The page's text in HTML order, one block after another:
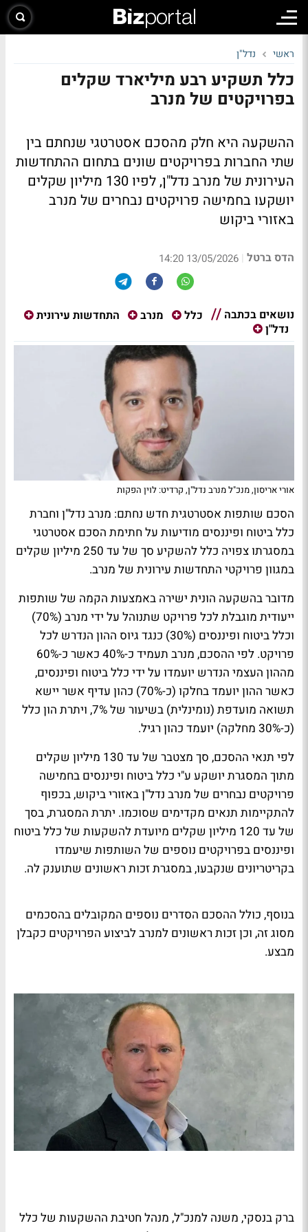
ראשי נדל"ן
כלל תשקיע רבע מיליארד שקלים
בפרויקטים של מנרב
ההשקעה היא חלק מהסכם אסטרטגי שנחתם בין
שתי החברות בפרויקטים שונים בתחום ההתחדשות
העירונית של מנרב נדל"ן, לפיו 130 מיליון שקלים
יושקעו בחמישה פרויקטים נבחרים של מנרב
באזורי ביקוש
הדס ברטל |
13/05/2026 14:20
נושאים בכתבה כלל מנרב
התחדשות עירונית
נדל"ן
אורי אריסון, מנכ"ל מנרב נדל"ן, קרדיט: לוין הפקות
הסכם שותפות אסטרטגית חדש נחתם: מנרב נדל"ן וחברת
כלל ביטוח ופיננסים מודיעות על חתימת הסכם אסטרטגי
במסגרתו צפויה כלל להשקיע סך של עד 250 מיליון שקלים
במגוון פרויקטי התחדשות עירונית של מנרב.
מדובר בהשקעה הונית ישירה באמצעות הקמה של שותפות
ייעודית מוגבלת לכל פרויקט שתנוהל על ידי מנרב (70%)
וכלל ביטוח ופיננסים (30%) כנגד גיוס ההון הנדרש לכל
פרויקט. לפי ההסכם, מנרב תעמיד כ-40% כאשר כ-60%
מההון העצמי הנדרש יועמדו על ידי כלל ביטוח ופיננסים,
כאשר ההון יועמד בחלקו (כ-70%) כהון עדיף אשר יישא
תשואה מועדפת (נומינלית) בשיעור של 7%, ויתרת הון כלל
(כ-30% מחלקה) יועמד כהון רגיל.
לפי תנאי ההסכם, סך מצטבר של עד 130 מיליון שקלים
מתוך המסגרת יושקע ע"י כלל ביטוח ופיננסים בחמישה
פרויקטים נבחרים של מנרב נדל"ן באזורי ביקוש, בכפוף
להתקיימות תנאים מקדימים שסוכמו. יתרת המסגרת, בסך
של עד 120 מיליון שקלים מיועדת להשקעות של כלל ביטוח
ופיננסים בפרויקטים נוספים של השותפות שיעמדו
בקריטריונים שנקבעו, במסגרת זכות ראשונים שתוענק לה.
בנוסף, כולל ההסכם הסדרים נוספים המקובלים בהסכמים
מסוג זה, וכן זכות ראשונים למנרב לביצוע הפרויקטים כקבלן
מבצע.
ברק בנסקי, משנה למנכ"ל, מנהל חטיבת ההשקעות של כלל